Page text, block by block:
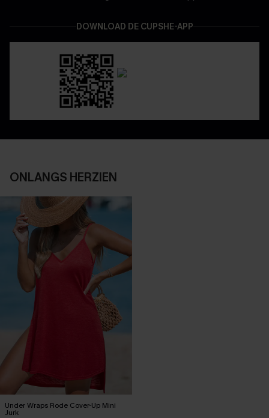
DOWNLOAD DE CUPSHE-APP
ONLANGS HERZIEN
Under Wraps Rode Cover-Up Mini
Jurk